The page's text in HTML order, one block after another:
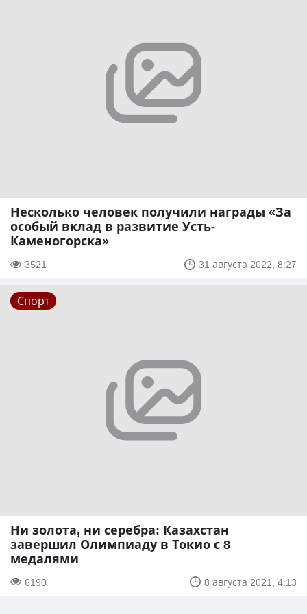
Несколько человек получили награды «За
особый вклад в развитие Усть-
Каменогорска»
3521 31 августа 2022, 8:27
Спорт
Ни золота, ни серебра: Казахстан
завершил Олимпиаду в Токио с 8
медалями
6190 8 августа 2021, 4:13